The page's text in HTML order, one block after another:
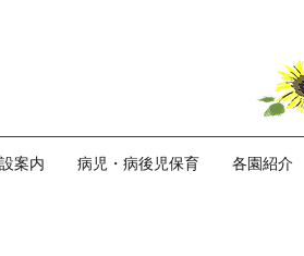
案内 病児・病後児保育 各園紹介